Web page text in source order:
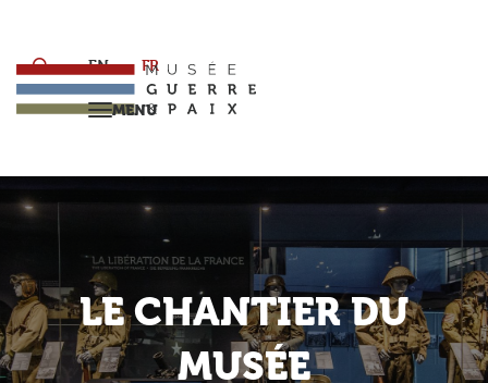
content
EN FR
MENU
Retour
LE CHANTIER DU
MUSÉE